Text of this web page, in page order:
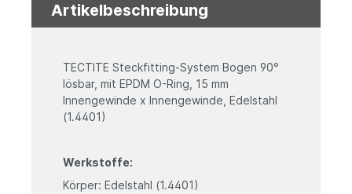
Artikelbeschreibung
TECTITE Steckfitting-System Bogen 90°
lösbar, mit EPDM O-Ring, 15 mm
Innengewinde x Innengewinde, Edelstahl
(1.4401)
Werkstoffe:
Körper: Edelstahl (1.4401)